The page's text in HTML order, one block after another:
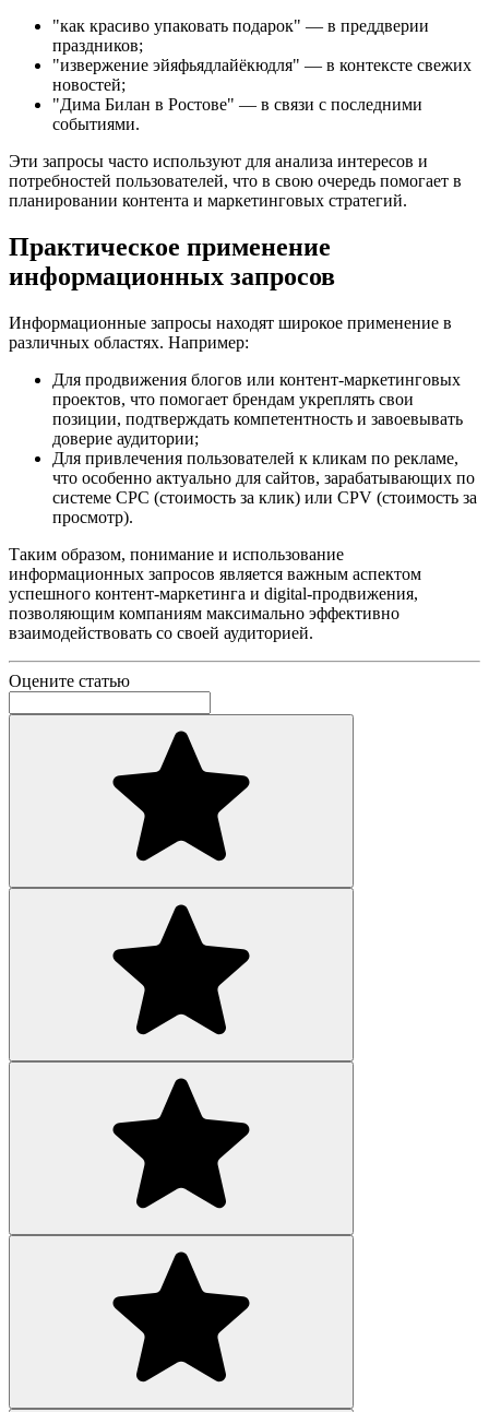
"как красиво упаковать подарок" — в преддверии
праздников;
"извержение эйяфьядлайёкюдля" — в контексте свежих
новостей;
"Дима Билан в Ростове" — в связи с последними
событиями.
Эти запросы часто используют для анализа интересов и
потребностей пользователей, что в свою очередь помогает в
планировании контента и маркетинговых стратегий.
Практическое применение
информационных запросов
Информационные запросы находят широкое применение в
различных областях. Например:
Для продвижения блогов или контент-маркетинговых
проектов, что помогает брендам укреплять свои
позиции, подтверждать компетентность и завоевывать
доверие аудитории;
Для привлечения пользователей к кликам по рекламе,
что особенно актуально для сайтов, зарабатывающих по
системе CPC (стоимость за клик) или CPV (стоимость за
просмотр).
Таким образом, понимание и использование
информационных запросов является важным аспектом
успешного контент-маркетинга и digital-продвижения,
позволяющим компаниям максимально эффективно
взаимодействовать со своей аудиторией.
Оцените статью